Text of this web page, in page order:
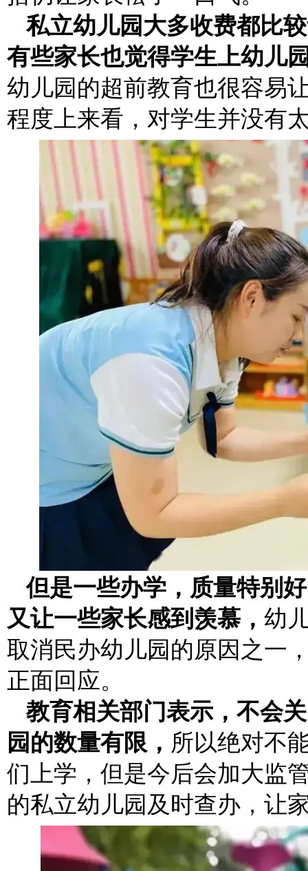
私立幼儿园大多收费都比
有些家长也觉得学生上幼儿
幼儿园的超前教育也很容易
程度上来看，对学生并没有
但是一些办学，质量特别
又让一些家长感到羡慕， 幼
取消民办幼儿园的原因之一
正面回应。
教育相关部门表示，不会
园的数量有限， 所以绝对不
们上学，但是今后会加大监
的私立幼儿园及时查办，让